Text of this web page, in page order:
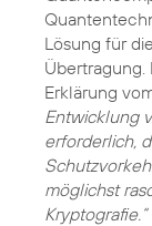
Lösung für
Übertragung.
Erklärung
Entwicklung
erforderlich,
möglichst
Kryptografie.“